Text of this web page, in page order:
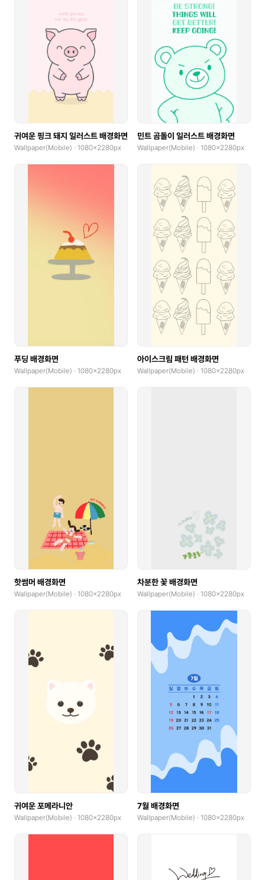
귀여운 핑크 돼지 일러스트 배경화면
Wallpaper(Mobile) · 1080x2280px
민트 곰돌이 일러스트 배경화면
Wallpaper(Mobile) · 1080x2280px
푸딩 배경화면
Wallpaper(Mobile) · 1080x2280px
아이스크림 패턴 배경화면
Wallpaper(Mobile) · 1080x2280px
핫썸머 배경화면
Wallpaper(Mobile) · 1080x2280px
차분한 꽃 배경화면
Wallpaper(Mobile) · 1080x2280px
귀여운 포메라니안
Wallpaper(Mobile) · 1080x2280px
7월 배경화면
Wallpaper(Mobile) · 1080x2280px